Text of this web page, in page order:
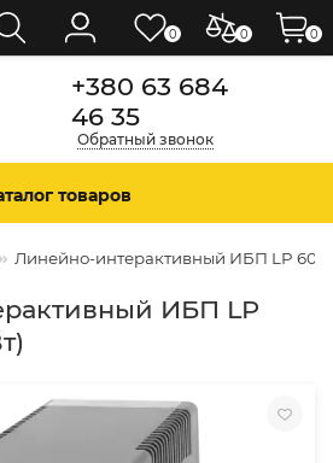
+380 63 684
46 35
Обратный звонок
товаров
Линейно-интерактивный ИБП LP
ИБП LP
0 0 0